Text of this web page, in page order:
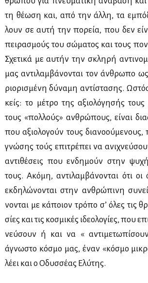
τη θέ­ω­ση και, από την άλ­λη, τα
λουν σε αυ­τή την πο­ρεία, που δεν
πει­ρα­σμούς του σώ­μα­τος και τους
Σχε­τι­κά με αυ­τήν την σκλη­ρή
μας αντι­λαμ­βά­νο­νται τον άν­θρω­πο
ριο­ρι­σμέ­νη δύ­να­μη αντί­στα­σης.
κείς: το μέ­τρο της αξιο­λό­γη­σής
τους «πολ­λούς» αν­θρώ­πους, εί­ναι
που αξιο­λο­γούν τους
γνώ­σης τούς επι­τρέ­πει να
αντι­θέ­σεις που εν­δη­μούν στην
τους. Ακό­μη, αντι­λαμ­βά­νο­νται ότι οι
εκ­δη­λώ­νο­νται στην αν­θρώ­πι­νη
νο­νται με κά­ποιον τρό­πο σ’ όλες τις
σί­ες και τις κο­σμι­κές ιδε­ο­λο­γί­ες, που
νεύ­σουν ή και να «
άγνω­στο κό­σμο μας, έναν «κό­σμο
λέ­ει και ο Οδυσ­σέ­ας Ελύ­της.